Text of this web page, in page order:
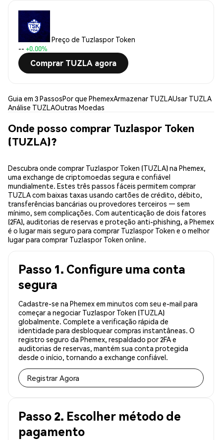
Preço de Tuzlaspor Token
-- +0.00%
Comprar TUZLA agora
Guia em 3 PassosPor que PhemexArmazenar TUZLAUsar TUZLA
Análise TUZLAOutras Moedas
Onde posso comprar Tuzlaspor Token
(TUZLA)?
Descubra onde comprar Tuzlaspor Token (TUZLA) na Phemex,
uma exchange de criptomoedas segura e confiável
mundialmente. Estes três passos fáceis permitem comprar
TUZLA com baixas taxas usando cartões de crédito, débito,
transferências bancárias ou provedores terceiros — sem
mínimo, sem complicações. Com autenticação de dois fatores
(2FA), auditorias de reservas e proteção anti-phishing, a Phemex
é o lugar mais seguro para comprar Tuzlaspor Token e o melhor
lugar para comprar Tuzlaspor Token online.
Passo 1. Configure uma conta
segura
Cadastre-se na Phemex em minutos com seu e-mail para
começar a negociar Tuzlaspor Token (TUZLA)
globalmente. Complete a verificação rápida de
identidade para desbloquear compras instantâneas. O
registro seguro da Phemex, respaldado por 2FA e
auditorias de reservas, mantém sua conta protegida
desde o início, tornando a exchange confiável.
Registrar Agora
Passo 2. Escolher método de
pagamento